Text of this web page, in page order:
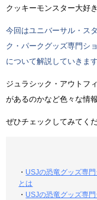
クッキーモンスター大好
今回はユニバーサル・ス
ク・パークグッズ専門シ
について解説していきま
ジュラシック・アウトフ
があるのかなど色々な情
ぜひチェックしてみてくだ
・ USJの恐竜グッズ専
とは
・ USJの恐竜グッズ専